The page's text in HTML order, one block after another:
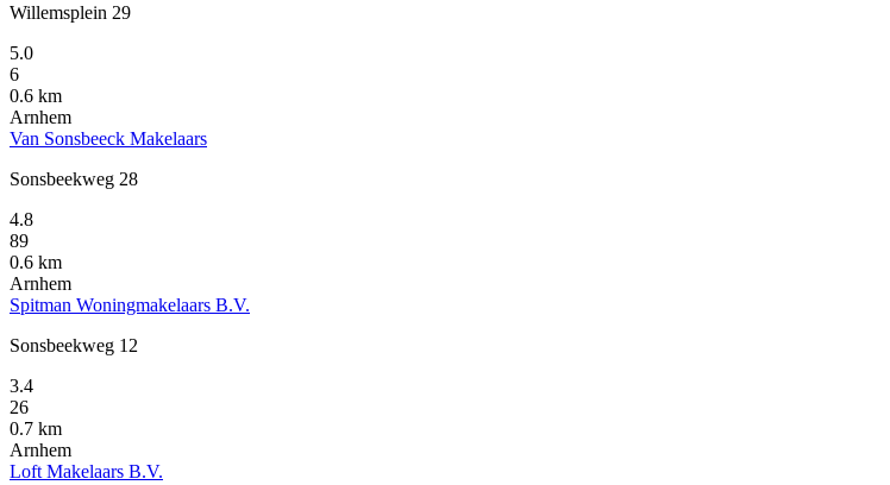
Willemsplein 29
5.0
6
0.6 km
Arnhem
Van Sonsbeeck Makelaars
Sonsbeekweg 28
4.8
89
0.6 km
Arnhem
Spitman Woningmakelaars B.V.
Sonsbeekweg 12
3.4
26
0.7 km
Arnhem
Loft Makelaars B.V.